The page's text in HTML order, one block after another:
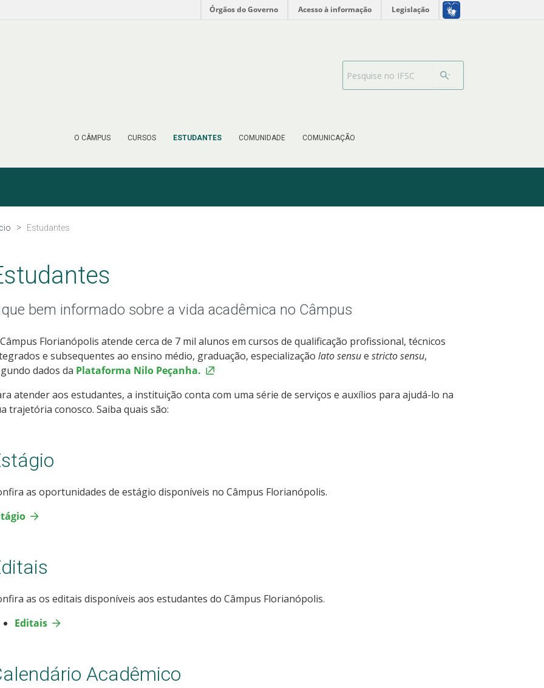
Órgãos do Governo Acesso à informação Legislação
O CÂMPUS CURSOS ESTUDANTES COMUNIDADE COMUNICAÇÃO
Search Bar
Estudantes
bem informado sobre a vida acadêmica no Câmpus
Florianópolis atende cerca de 7 mil alunos em cursos de qualificação profissional, técnicos
e subsequentes ao ensino médio, graduação, especialização lato sensue stricto sensu,
dados da Plataforma Nilo Peçanha.
atender aos estudantes, a instituição conta com uma série de serviços e auxílios para ajudá-lo na
trajetória conosco. Saiba quais são:
as oportunidades de estágio disponíveis no Câmpus Florianópolis.
as os editais disponíveis aos estudantes do Câmpus Florianópolis.
Editais
Acadêmico